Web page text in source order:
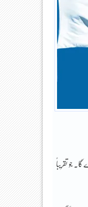
جو تقریباً